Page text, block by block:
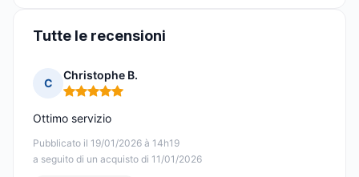
Tutte le recensioni
C
Christophe B.
Nota: 5 su 5
Pubblicato il 19/01/2026 à 14h19
a seguito di un acquisto di 11/01/2026
Ottimo servizio